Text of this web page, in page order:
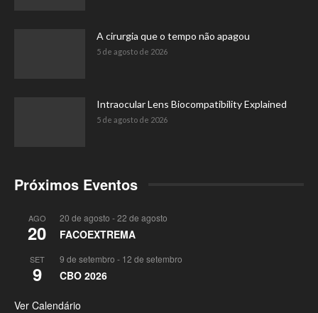
A cirurgia que o tempo não apagou
5 de agosto de 2026
Intraocular Lens Biocompatibility Explained
5 de agosto de 2026
Próximos Eventos
AGO
20
20 de agosto -22 de agosto
FACOEXTREMA
SET
9
9 de setembro - 12 de setembro
CBO 2026
Ver Calendário